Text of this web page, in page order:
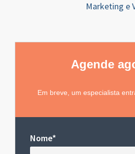
Marketing e
Agende
Em breve, um especialista
Nome*